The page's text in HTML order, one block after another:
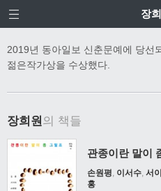
장
2019년 동아일보 신춘문예에 당선
젊은작가상을 수상했다.
장희원의 책들
관종이란 말이
손원평, 이서수, 서
홍